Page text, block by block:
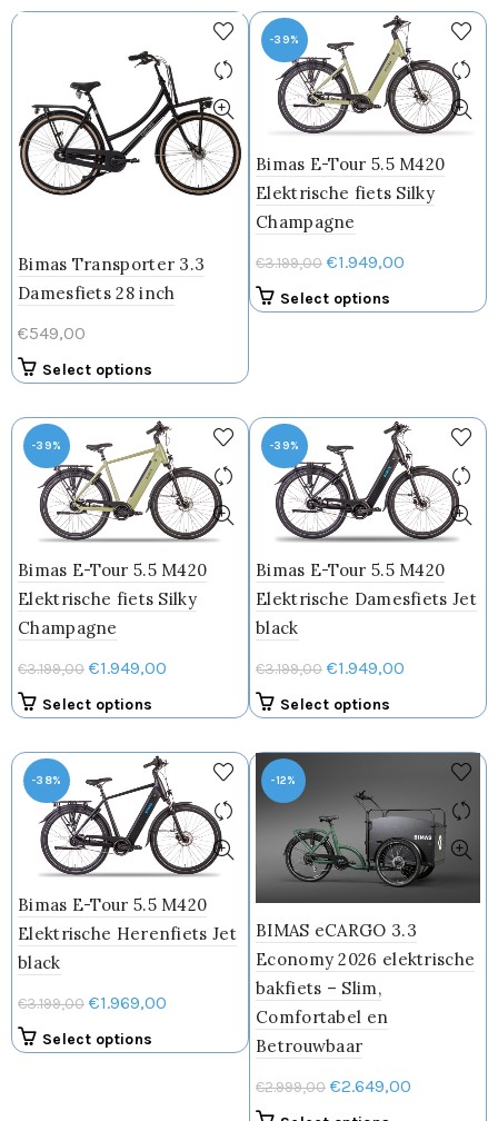
Bimas Transporter 3.3
Damesfiets 28 inch
€549,00
Select options
heeft
meerdere
variaties.
Deze
optie
kan
gekozen
worden
op
productpagina
-39%
Bimas E-Tour 5.5 M420
Elektrische fiets Silky
Champagne
€3.199,00 Oorspronkelijke
prijs
was:
€1.949,00
is:
Select options
Deze
optie
kan
gekozen
worden
op
de
productpagina
-39%
Bimas E-Tour 5.5 M420
Elektrische fiets Silky
Champagne
€3.199,00 Oorspronkelijke
prijs
was:
€3.199,00.
€1.949,00
is:
€1.949,00.
Select options
heeft
meerdere
variaties.
Deze
optie
kan
gekozen
worden
op
productpagina
-39%
Bimas E-Tour 5.5 M420
Elektrische Damesfiets Jet
black
€3.199,00 Oorspronkelijke
prijs
was:
€3.199,00.
€1.949,00
is:
€1.949,00.
Select options
heeft
meerdere
variaties.
Deze
optie
kan
gekozen
worden
op
de
-38%
Bimas E-Tour 5.5 M420
Elektrische Herenfiets Jet
black
€3.199,00 Oorspronkelijke
prijs
was:
€1.969,00
is:
Select options
-12%
BIMAS eCARGO 3.3
Economy 2026 elektrische
bakfiets – Slim,
Comfortabel en
Betrouwbaar
€2.999,00 Oorspronkelijke
prijs
€2.649,00